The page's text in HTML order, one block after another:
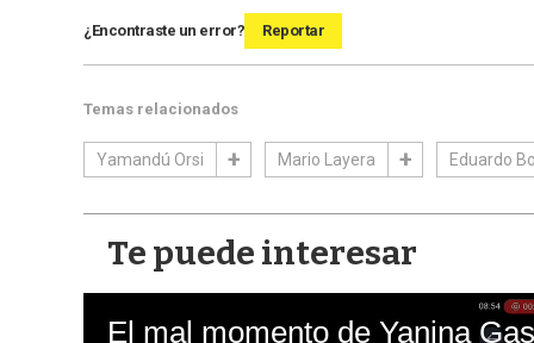
¿Encontraste un error? Reportar
Temas relacionados
Yamandú Orsi Mario Layera Eduardo
Te puede interesar